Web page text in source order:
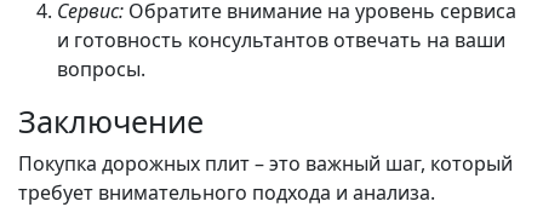
Сервис: Обратите внимание на уровень сервиса
и готовность консультантов отвечать на ваши
вопросы.
Заключение
Покупка дорожных плит – это важный шаг, который
требует внимательного подхода и анализа.